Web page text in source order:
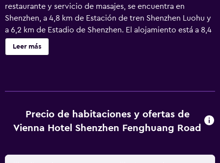
restaurante y servicio de masajes, se encuentra en
Shenzhen, a 4,8 km de Estación de tren Shenzhen Luohu y
a 6,2 km de Estadio de Shenzhen. El alojamiento está a 8,4
km de Centro Cívico de Shenzen, a 8,7 km de Estación
Civic Center y a 10 km de Centro de Exposiciones y
aeropuerto (Aeropuerto de Shenzhen Bao'an) está a 38
km.
Leer más
Precio de habitaciones y ofertas de
Vienna Hotel Shenzhen Fenghuang Road